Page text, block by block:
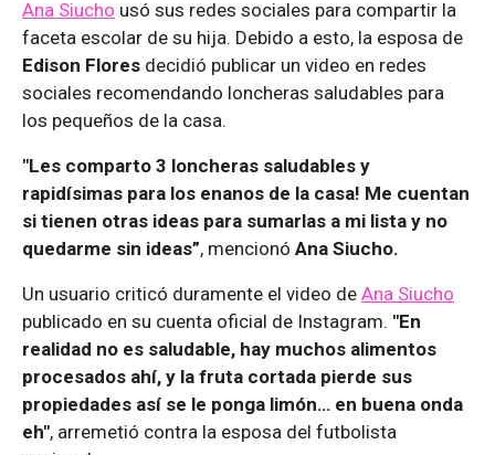
Ana Siucho usó sus redes sociales para compartir la
faceta escolar de su hija. Debido a esto, la esposa de
Edison Flores decidió publicar un video en redes
sociales recomendando loncheras saludables para
los pequeños de la casa.
"Les comparto 3 loncheras saludables y
rapidísimas para los enanos de la casa! Me cuentan
si tienen otras ideas para sumarlas a mi lista y no
quedarme sin ideas”, mencionó Ana Siucho.
Un usuario criticó duramente el video de Ana Siucho
publicado en su cuenta oficial de Instagram. "En
realidad no es saludable, hay muchos alimentos
procesados ahí, y la fruta cortada pierde sus
propiedades así se le ponga limón… en buena onda
eh", arremetió contra la esposa del futbolista